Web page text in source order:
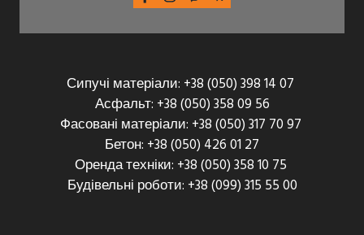
Сипучі матеріали: +38 (050) 398 14 07
Асфальт: +38 (050) 358 09 56
Фасовані матеріали: +38 (050) 317 70 97
Бетон: +38 (050) 426 01 27
Оренда техніки: +38 (050) 358 10 75
Будівельні роботи: +38 (099) 315 55 00